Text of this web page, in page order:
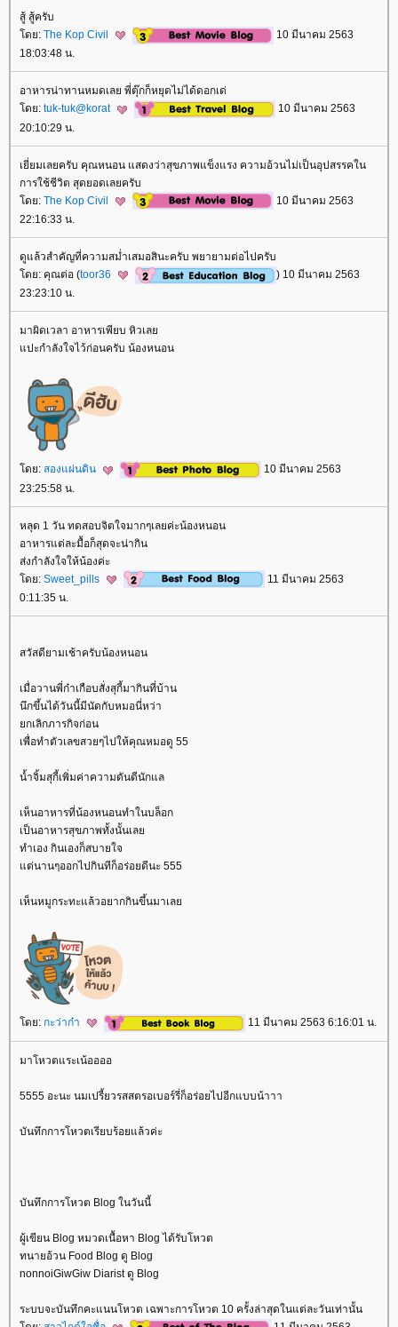
สู้ สู้ครับ
ดย: The Kop Civil
10 มีนาคม 2563
18:03:48 น.
อาหารน่าทานหมดเลย พี่ตุ๊กก็หยุดไม่ได้ดอกเด่
ดย: tuk-tuk@korat
10 มีนาคม 2563
20:10:29 น.
เยี่ยมเลยครับ คุณหนอน แสดงว่าสุขภาพแข็งแรง ความอ้วนไม่เป็นอุปสรรคใน
การใช้ชีวิต สุดยอดเลยครับ
ดย: The Kop Civil
10 มีนาคม 2563
22:16:33 น.
ดูแล้วสำคัญที่ความสม่ำเสมอสินะครับ พยายามต่อไปครับ
ดย: คุณต่อ (toor36
) 10 มีนาคม 2563
23:23:10 น.
มาผิดเวลา อาหารเพียบ หิวเล
ปะกำลังใจไว้ก่อนครับ น้องหนอน
ดย: สองแผ่นดิน
10 มีนาคม 2563
23:25:58 น.
หลุด 1 วัน ทดสอบจิตใจมากๆเลยค่ะน้องหนอน
อาหารแต่ละมื้อก็สุดจะน่ากิน
ส่งกำลังใจให้น้องค่ะ
ดย: Sweet_pills
11 มีนาคม 2563
0:11:35 น.
สวัสดียามเช้าครับน้องหนอน
เมื่อวานพี่ก๋าเกือบสั่งสุกี้มากินที่บ้าน
นึกขึ้นได้วันนี้มีนัดกับหมอนี่หว่า
กเลิกภารกิจก่อน
เพื่อทำตัวเลขสวยๆไปให้คุณหมอดู 55
น้ำจิ้มสุกี้เพิ่มค่าความดันดีนักแล
เห็นอาหารที่น้องหนอนทำในบล็อก
เป็นอาหารสุขภาพทั้งนั้นเล
ทำเอง กินเองก็สบายใจ
ต่นานๆออกไปกินทีก็อร่อยดีนะ 555
เห็นหมูกระทะแล้วอยากกินขึ้นมาเล
ดย: กะว่าก๋า 11 มีนาคม 2563 6:16:01 น.
มาโหวตแระเน้ออออ
5555 อะนะ นมเปรี้ยวรสสตรอเบอร์รี่ก็อร่อยไปอีกแบบน้าาา
บันทึกการโหวตเรียบร้อยแล้วค่ะ
บันทึกการโหวต Blog ในวันนี้
ผู้เขียน Blog หมวดเนื้อหา Blog ได้รับโหวต
ทนายอ้วน Food Blog ดู Blog
nonnoiGiwGiw Diarist ดู Blog
ระบบจะบันทึกคะแนนโหวต เฉพาะการโหวต 10 ครั้งล่าสุดในแต่ละวันเท่านั้น